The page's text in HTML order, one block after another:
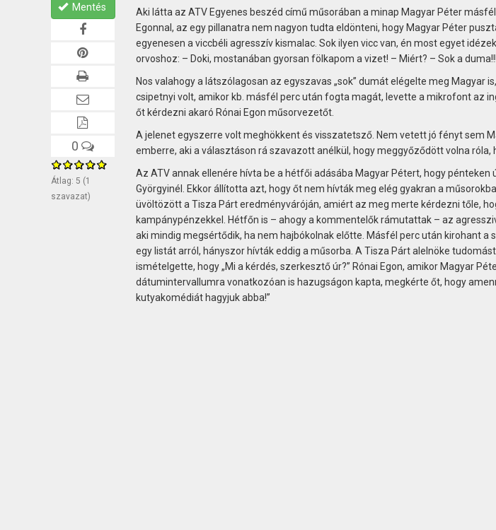
Mentés
0
Átlag: 5 (1
szavazat)
Aki látta az ATV Egyenes beszéd című műsorában a minap Magyar Péter
Egonnal, az egy pillanatra nem nagyon tudta eldönteni, hogy Magyar Péter
egyenesen a viccbéli agresszív kismalac. Sok ilyen vicc van, én most egyet
orvoshoz: – Doki, mostanában gyorsan fölkapom a vizet! – Miért? – Sok a duma!!!
Nos valahogy a látszólagosan az egyszavas „sok” dumát elégelte meg Magyar
csipetnyi volt, amikor kb. másfél perc után fogta magát, levette a mikrofont az
őt kérdezni akaró Rónai Egon műsorvezetőt.
A jelenet egyszerre volt meghökkent és visszatetsző. Nem vetett jó fényt sem
emberre, aki a választáson rá szavazott anélkül, hogy meggyőződött volna róla,
Az ATV annak ellenére hívta be a hétfői adásába Magyar Pétert, hogy
Györgyinél. Ekkor állította azt, hogy őt nem hívták meg elég gyakran a
üvöltözött a Tisza Párt eredményváróján, amiért az meg merte kérdezni tőle,
kampánypénzekkel. Hétfőn is – ahogy a kommentelők rámutattak – az
aki mindig megsértődik, ha nem hajbókolnak előtte. Másfél perc után kirohant a
egy listát arról, hányszor hívták eddig a műsorba. A Tisza Párt alelnöke
ismételgette, hogy „Mi a kérdés, szerkesztő úr?” Rónai Egon, amikor Magyar
dátumintervallumra vonatkozóan is hazugságon kapta, megkérte őt, hogy
kutyakomédiát hagyjuk abba!”